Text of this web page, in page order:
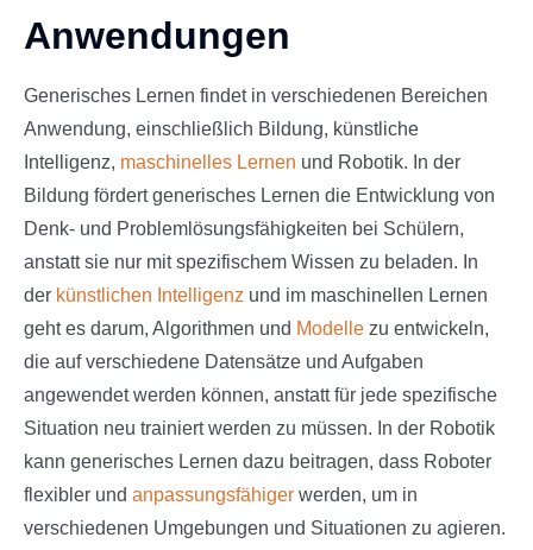
Anwendungen
Generisches Lernen findet in verschiedenen Bereichen
Anwendung, einschließlich Bildung, künstliche
Intelligenz, maschinelles Lernen und Robotik. In der
Bildung fördert generisches Lernen die Entwicklung von
Denk- und Problemlösungsfähigkeiten bei Schülern,
anstatt sie nur mit spezifischem Wissen zu beladen. In
der künstlichen Intelligenz und im maschinellen Lernen
geht es darum, Algorithmen und Modelle zu entwickeln,
die auf verschiedene Datensätze und Aufgaben
angewendet werden können, anstatt für jede spezifische
Situation neu trainiert werden zu müssen. In der Robotik
kann generisches Lernen dazu beitragen, dass Roboter
flexibler und anpassungsfähiger werden, um in
verschiedenen Umgebungen und Situationen zu agieren.